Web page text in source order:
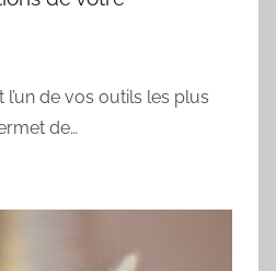
de vos outils les plus
de…